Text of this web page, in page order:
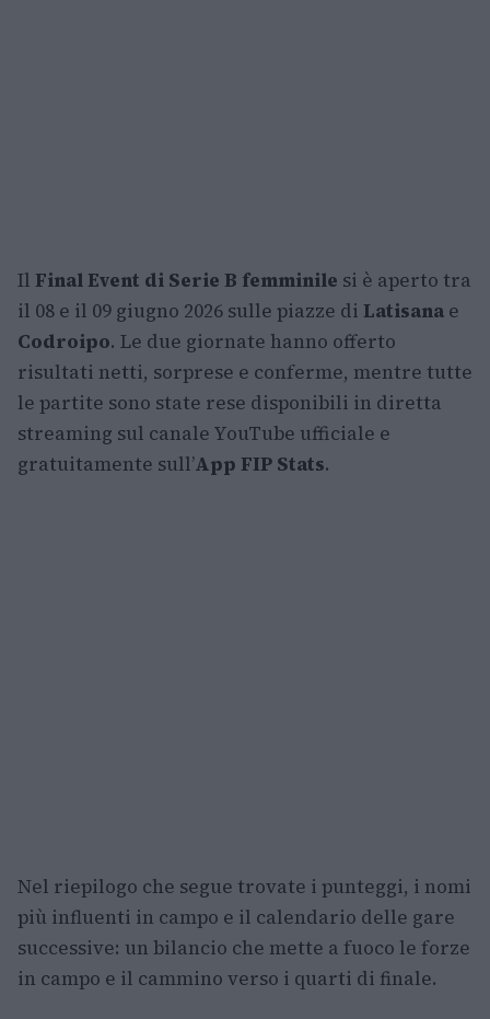
Il Final Event di Serie B femminile si è aperto tra
il 08 e il 09 giugno 2026 sulle piazze di Latisana e
Codroipo. Le due giornate hanno offerto
risultati netti, sorprese e conferme, mentre tutte
le partite sono state rese disponibili in diretta
streaming sul canale YouTube ufficiale e
gratuitamente sull’App FIP Stats.
Nel riepilogo che segue trovate i punteggi, i nomi
più influenti in campo e il calendario delle gare
successive: un bilancio che mette a fuoco le forze
in campo e il cammino verso i quarti di finale.